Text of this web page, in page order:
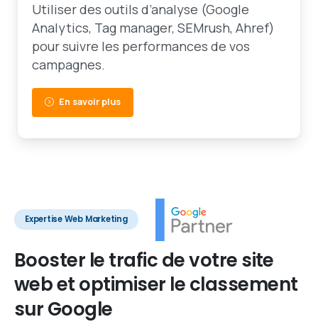
Utiliser des outils d’analyse (Google
Analytics, Tag manager, SEMrush, Ahref)
pour suivre les performances de vos
campagnes.
En savoir plus
Expertise Web Marketing
Booster letraficdevotresite
webetoptimiser leclassement
surGoogle